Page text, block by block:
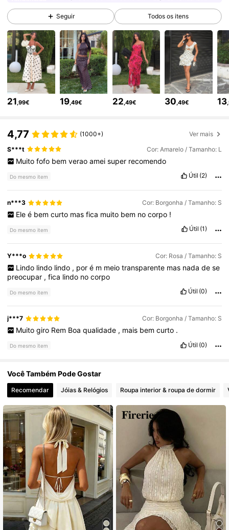
4,71 50K Seguidores
4,71 50K Seguidores
4,71 50K Seguidores
4,71
4,71 50K Seguidores
4,71
Seguir Todos os itens
21,99€ 19,49€ 22,49€ 30,49€ 13
4,77 (1000+) Ver mais
S***t Cor: Amarelo / Tamanho: L
Muito fofo bem verao amei super recomendo
Do mesmo item Útil (2)
n***3 Cor: Borgonha / Tamanho: S
Ele é bem curto mas fica muito bem no corpo !
Do mesmo item Útil (1)
Y***o Cor: Rosa / Tamanho: S
Lindo lindo lindo , por é m meio transparente mas nada de se
preocupar ,fica lindo nocorpo
Do mesmo item Útil (0)
j***7 Cor: Borgonha / Tamanho: S
Muito giro Rem Boa qualidade , mais bem curto .
Do mesmo item Útil (0)
Você Também Pode Gostar
Recomendar Jóias & Relógios Roupa interior & roupa de dormir